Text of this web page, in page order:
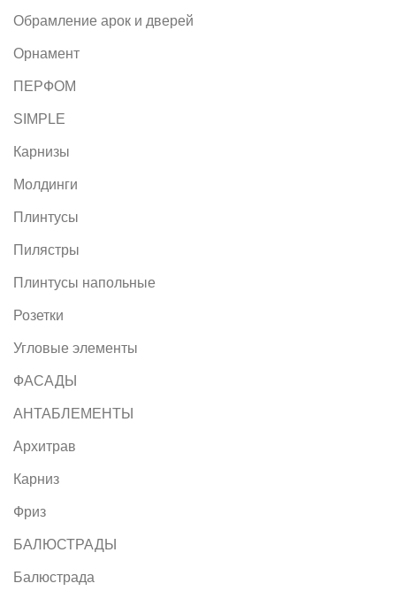
Обрамление арок и дверей
Орнамент
ПЕРФОМ
SIMPLE
Карнизы
Молдинги
Плинтусы
Пилястры
Плинтусы напольные
Розетки
Угловые элементы
ФАСАДЫ
АНТАБЛЕМЕНТЫ
Архитрав
Карниз
Фриз
БАЛЮСТРАДЫ
Балюстрада